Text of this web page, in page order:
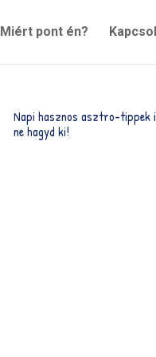
Miért pont én?
Napi hasznos asztro-tippek
ne hagyd ki!